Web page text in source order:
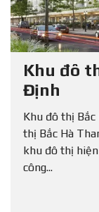
Khu đô
Định
Khu đô thị
thị Bắc Hà
khu đô thị
công...